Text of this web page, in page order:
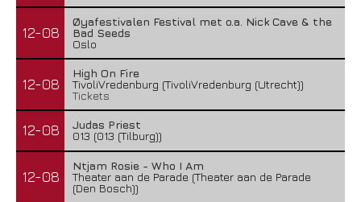
12-08
Øyafestivalen Festival met o.a. Nick Cave & the
Bad Seeds
Oslo
12-08
High On Fire
TivoliVredenburg (TivoliVredenburg (Utrecht))
Tickets
12-08
Judas Priest
013 (013 (Tilburg))
12-08
Ntjam Rosie - Who I Am
Theater aan de Parade (Theater aan de Parade
(Den Bosch))